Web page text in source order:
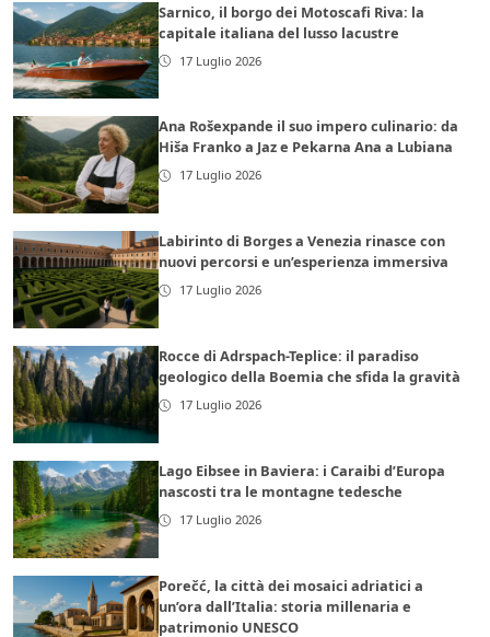
Sarnico, il borgo dei Motoscafi Riva: la
capitale italiana del lusso lacustre
17 Luglio 2026
Ana Rošexpande il suo impero culinario: da
Hiša Franko a Jaz e Pekarna Ana a Lubiana
17 Luglio 2026
Labirinto di Borges a Venezia rinasce con
nuovi percorsi e un’esperienza immersiva
17 Luglio 2026
Rocce di Adrspach-Teplice: il paradiso
geologico della Boemia che sfida la gravità
17 Luglio 2026
Lago Eibsee in Baviera: i Caraibi d’Europa
nascosti tra le montagne tedesche
17 Luglio 2026
Porečć, la città dei mosaici adriatici a
un’ora dall’Italia: storia millenaria e
patrimonio UNESCO